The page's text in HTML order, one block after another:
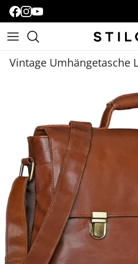
Vintage Umhängetasche